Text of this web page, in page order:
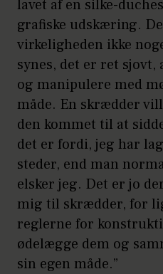
lavet af en silke-
grafiske udskæring.
virkeligheden ikke
synes, det er ret sjovt,
og manipulere med
måde. En skrædder
den kommet til at
det er fordi, jeg har
steder, end man
elsker jeg. Det er jo
mig til skrædder, for
reglerne for
ødelægge dem og
sin egen måde.”